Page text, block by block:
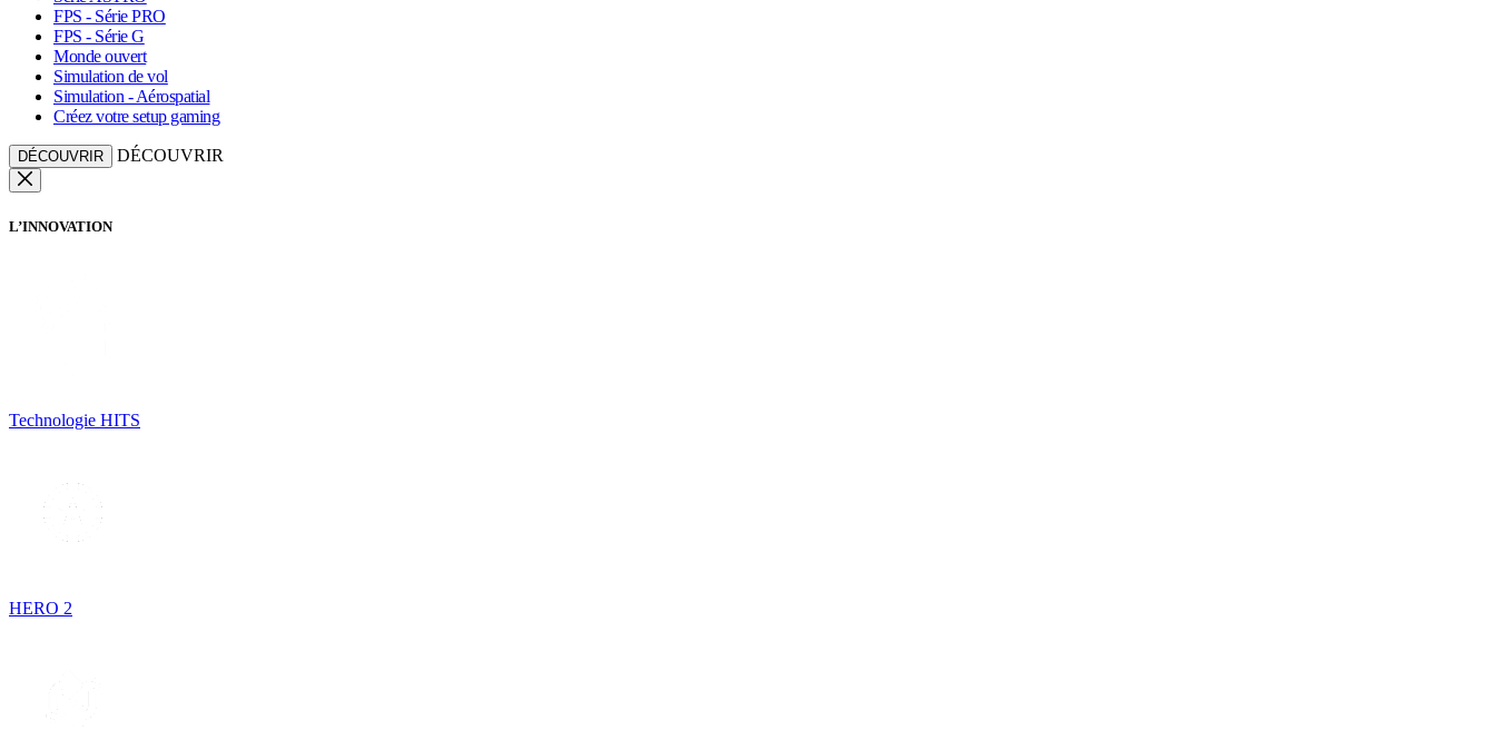
FPS - Série PRO
FPS - Série G
Monde ouvert
Simulation de vol
Simulation - Aérospatial
Créez votre setup gaming
DÉCOUVRIR DÉCOUVRIR
L’INNOVATION
Technologie HITS
HERO 2